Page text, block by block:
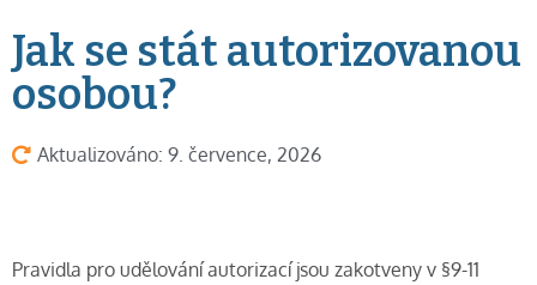
Jak se stát autorizovanou
osobou?
Aktualizováno: 9. července, 2026
Pravidla pro udělování autorizací jsou zakotveny v §9-11